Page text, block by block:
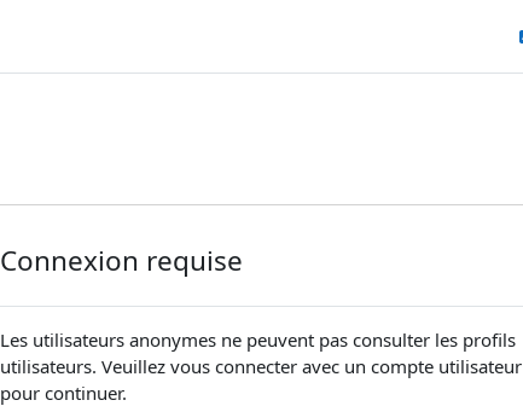
Connexion requise
Les utilisateurs anonymes ne peuvent pas consulter les profils
utilisateurs. Veuillez vous connecter avec un compte utilisateur
pour continuer.